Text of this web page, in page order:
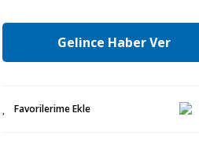
Gelince Haber Ver